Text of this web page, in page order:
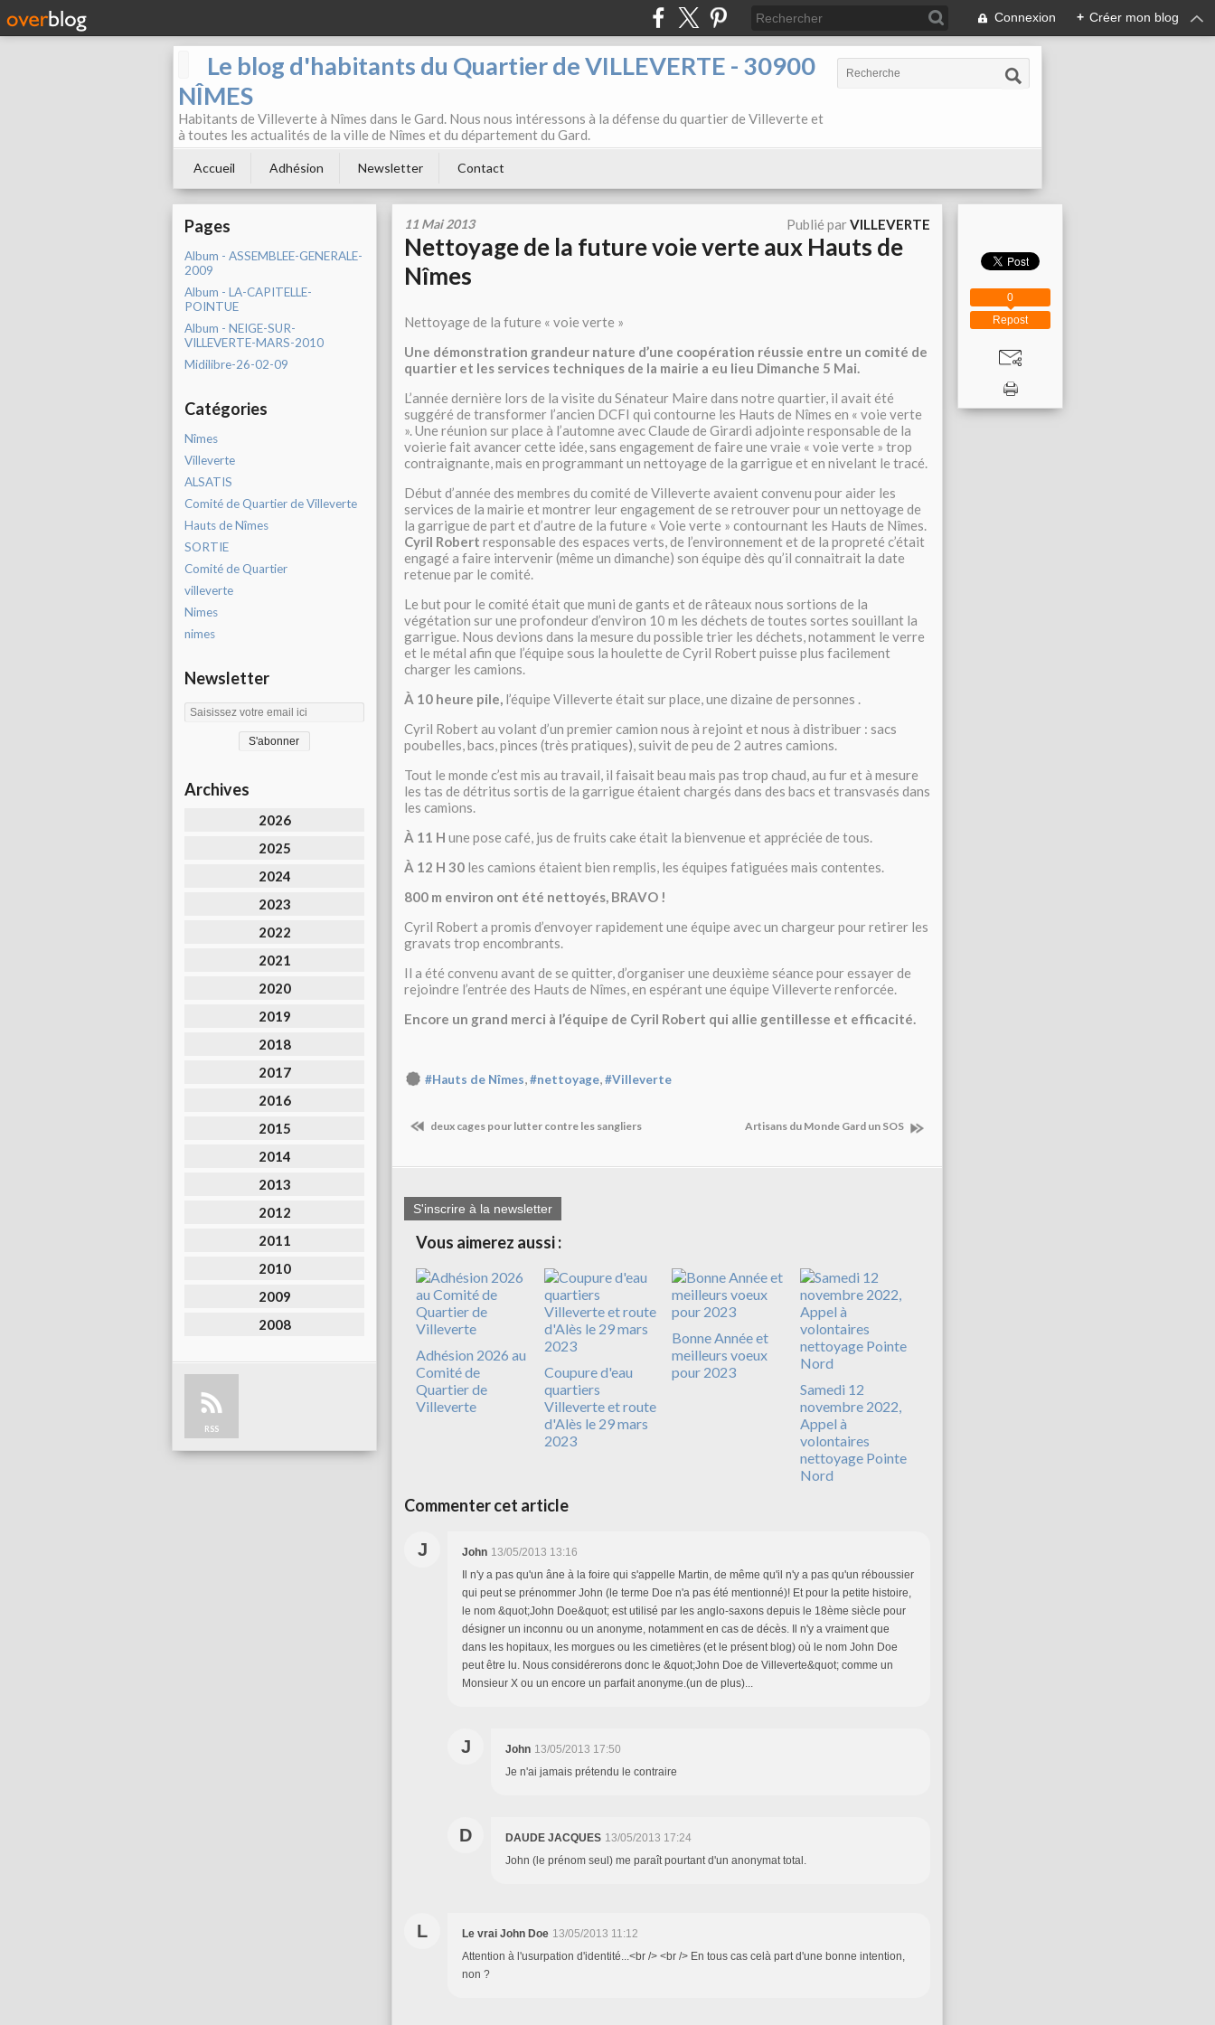
Connexion + Créer mon blog
Le blog d'habitants du Quartier de VILLEVERTE - 30900
NÎMES
Habitants de Villeverte à Nîmes dans le Gard. Nous nous intéressons à la défense du quartier de Villeverte et
à toutes les actualités de la ville de Nîmes et du département du Gard.
Accueil Adhésion Newsletter Contact
Pages
Album - ASSEMBLEE-GENERALE-
2009
Album - LA-CAPITELLE-
POINTUE
Album - NEIGE-SUR-
VILLEVERTE-MARS-2010
Midilibre-26-02-09
Catégories
Nîmes
Villeverte
ALSATIS
Comité de Quartier de Villeverte
Hauts de Nîmes
SORTIE
Comité de Quartier
villeverte
Nimes
nimes
Newsletter
Archives
2026
2025
2024
2023
2022
2021
2020
2019
2018
2017
2016
2015
2014
2013
2012
2011
2010
2009
2008
RSS
11 Mai 2013 Publié parVILLEVERTE
Nettoyage de la future voie verte aux Hauts de
Nîmes
Nettoyage de la future « voie verte »
Une démonstration grandeur nature d’une coopération réussie entre un comité de
quartier et les services techniques de la mairie a eu lieu Dimanche 5 Mai.
L’année dernière lors de la visite du Sénateur Maire dans notre quartier, il avait été
suggéré de transformer l’ancien DCFI qui contourne les Hauts de Nîmes en « voie verte
». Une réunion sur place à l’automne avec Claude de Girardi adjointe responsable de la
voierie fait avancer cette idée, sans engagement de faire une vraie « voie verte » trop
contraignante, mais en programmant un nettoyage de la garrigue et en nivelant le tracé.
Début d’année des membres du comité de Villeverte avaient convenu pour aider les
services de la mairie et montrer leur engagement de se retrouver pour un nettoyage de
la garrigue de part et d’autre de la future « Voie verte » contournant les Hauts de Nîmes.
Cyril Robert responsable des espaces verts, de l’environnement et de la propreté c’était
engagé a faire intervenir (même un dimanche) son équipe dès qu’il connaitrait la date
retenue par le comité.
Le but pour le comité était que muni de gants et de râteaux nous sortions de la
végétation sur une profondeur d’environ 10 m les déchets de toutes sortes souillant la
garrigue. Nous devions dans la mesure du possible trier les déchets, notamment le verre
et le métal afin que l’équipe sous la houlette de Cyril Robert puisse plus facilement
charger les camions.
À 10 heure pile, l’équipe Villeverte était sur place, une dizaine de personnes .
Cyril Robert au volant d’un premier camion nous à rejoint et nous à distribuer : sacs
poubelles, bacs, pinces (très pratiques), suivit de peu de 2 autres camions.
Tout le monde c’est mis au travail, il faisait beau mais pas trop chaud, au fur et à mesure
les tas de détritus sortis de la garrigue étaient chargés dans des bacs et transvasés dans
les camions.
À 11 H une pose café, jus de fruits cake était la bienvenue et appréciée de tous.
À 12 H 30 les camions étaient bien remplis, les équipes fatiguées mais contentes.
800 m environ ont été nettoyés, BRAVO !
Cyril Robert a promis d’envoyer rapidement une équipe avec un chargeur pour retirer les
gravats trop encombrants.
Il a été convenu avant de se quitter, d’organiser une deuxième séance pour essayer de
rejoindre l’entrée des Hauts de Nîmes, en espérant une équipe Villeverte renforcée.
Encore un grand merci à l’équipe de Cyril Robert qui allie gentillesse et efficacité.
#Hauts de Nîmes,#nettoyage,#Villeverte
deux cages pour lutter contre les sangliers Artisans du Monde Gard un SOS
S'inscrire à la newsletter
Vous aimerez aussi :
Adhésion 2026 au
Comité de
Quartier de
Villeverte
Coupure d'eau
quartiers
Villeverte et route
d'Alès le 29 mars
2023
Bonne Année et
meilleurs voeux
pour 2023
Samedi 12
novembre 2022,
Appel à
volontaires
nettoyage Pointe
Nord
Commenter cet article
J John 13/05/2013 13:16
Il n'y a pas qu'un âne à la foire qui s'appelle Martin, de même qu'il n'y a pas qu'un réboussier
qui peut se prénommer John (le terme Doe n'a pas été mentionné)! Et pour la petite histoire,
le nom &quot;John Doe&quot; est utilisé par les anglo-saxons depuis le 18ème siècle pour
désigner un inconnu ou un anonyme, notamment en cas de décès. Il n'y a vraiment que
dans les hopitaux, les morgues ou les cimetières (et le présent blog) où le nom John Doe
peut être lu. Nous considérerons donc le &quot;John Doe de Villeverte&quot; comme un
Monsieur X ou un encore un parfait anonyme.(un de plus)...
J John 13/05/2013 17:50
Je n'ai jamais prétendu le contraire
D DAUDE JACQUES 13/05/2013 17:24
John (le prénom seul) me paraît pourtant d'un anonymat total.
L Le vrai John Doe 13/05/2013 11:12
Attention à l'usurpation d'identité...<br /> <br /> En tous cas celà part d'une bonne intention,
non ?
Repost
0